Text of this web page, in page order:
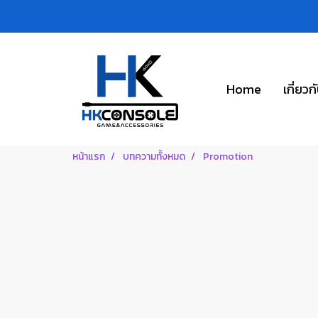
Home เกี่ยว
หน้าแรก บทความทั้งหมด Promotion